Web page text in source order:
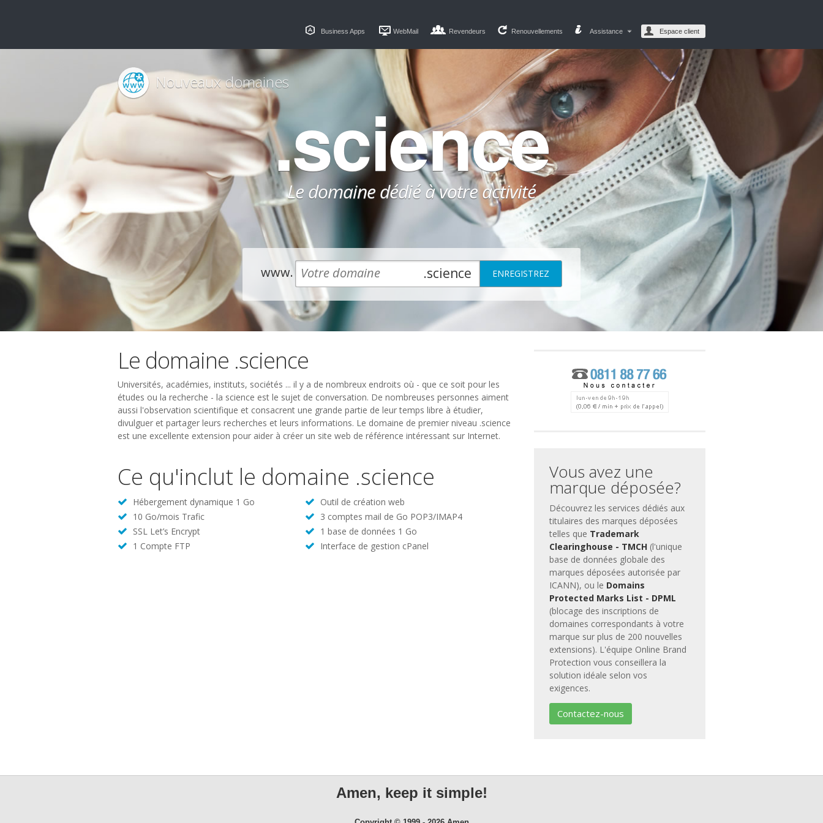
Business Apps WebMail Revendeurs Renouvellements Assistance Espace client
.science
Le domaine dédié à votre activité
Nouveaux domaines
www. .science
Le domaine .science
Universités, académies, instituts, sociétés ... il y a de nombreux endroits où - que ce soit pour les
études ou la recherche - la science est le sujet de conversation. De nombreuses personnes aiment
aussi l'observation scientifique et consacrent une grande partie de leur temps libre à étudier,
divulguer et partager leurs recherches et leurs informations. Le domaine de premier niveau .science
est une excellente extension pour aider à créer un site web de référence intéressant sur Internet.
Ce qu'inclut le domaine .science
Hébergement dynamique 1 Go
Outil de création web
10 Go/mois Trafic
3 comptes mail de Go POP3/IMAP4
SSL Let’s Encrypt
1 base de données 1 Go
1 Compte FTP
Interface de gestion cPanel
Vous avez une
marque déposée?
Découvrez les services dédiés aux
titulaires des marques déposées
telles que Trademark
Clearinghouse - TMCH (l'unique
base de données globale des
marques déposées autorisée par
ICANN), ou le Domains
Protected Marks List - DPML
(blocage des inscriptions de
domaines correspondants à votre
marque sur plus de 200 nouvelles
extensions). L'équipe Online Brand
Protection vous conseillera la
solution idéale selon vos
exigences.
Contactez-nous
Amen, keep it simple!